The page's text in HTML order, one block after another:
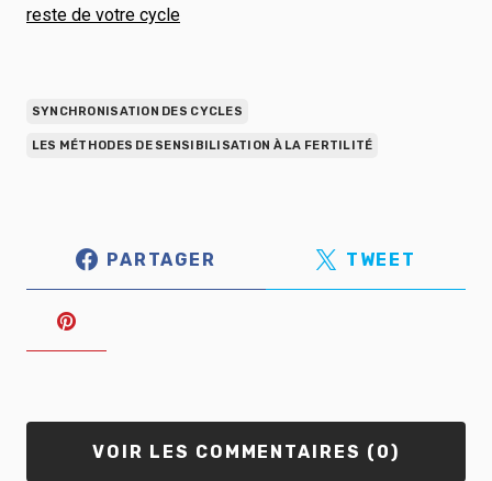
reste de votre cycle
SYNCHRONISATION DES CYCLES
LES MÉTHODES DE SENSIBILISATION À LA FERTILITÉ
PARTAGER TWEET
VOIR LES COMMENTAIRES (0)